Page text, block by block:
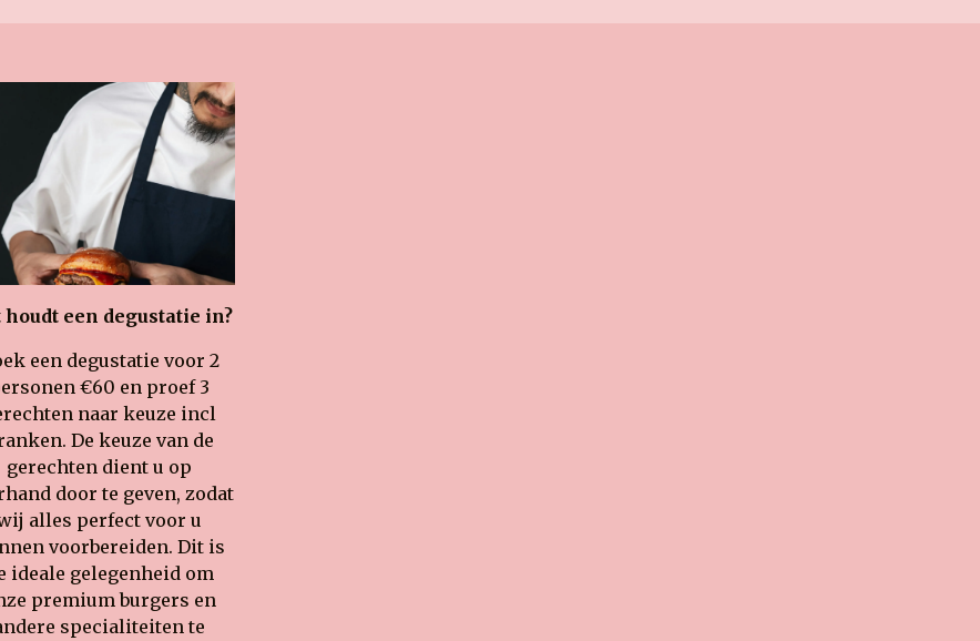
houdt een degustatie in?
een degustatie voor 2
€60 en proef 3
naar keuze incl
De keuze van de
gerechten dient u op
door te geven, zodat
alles perfect voor u
voorbereiden. Dit is
ideale gelegenheid om
premium burgers en
specialiteiten te